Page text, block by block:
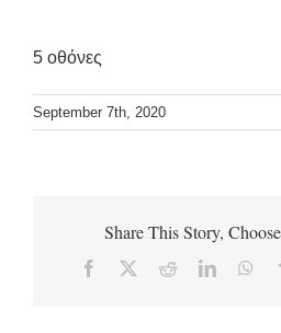
5 οθόνες
September 7th, 2020
Share This Story,
Facebook RedditLinkedIn